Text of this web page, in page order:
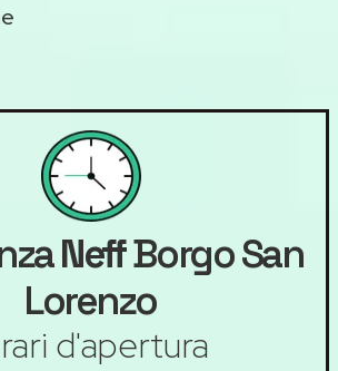
NeffBorgo San
Lorenzo
d'apertura